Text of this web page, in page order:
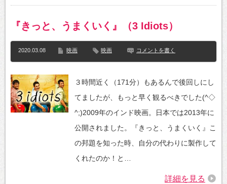
『きっと、うまくいく』（3 Idiots）
2020.03.08 映画 映画 コメントを書く
３時間近く（171分）もあるんで後回しにし
てましたが、もっと早く観るべきでした(^◇
^;)2009年のインド映画。日本では2013年に
公開されました。『きっと、うまくいく』こ
の邦題を知った時、自分の代わりに製作して
くれたのか！と…
詳細を見る